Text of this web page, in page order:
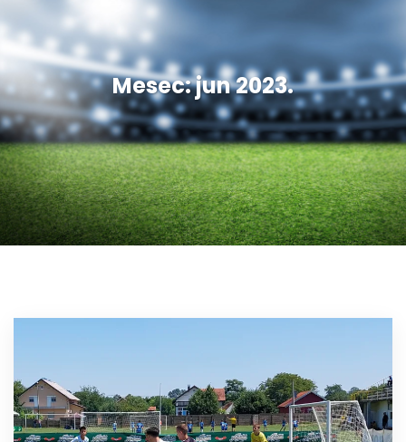
Mesec:jun 2023.